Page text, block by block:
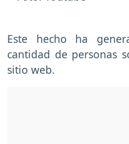
Este hecho ha
cantidad de personas
sitio web.